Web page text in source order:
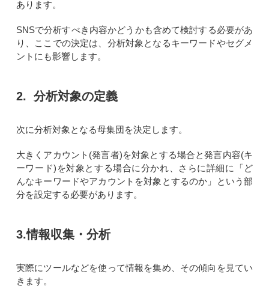
あります。
SNSで分析すべき内容かどうかも含めて検討する必要があ
り、ここでの決定は、分析対象となるキーワードやセグメ
ントにも影響します。
2. 分析対象の定義
次に分析対象となる母集団を決定します。
大きくアカウント(発言者)を対象とする場合と発言内容(キ
ーワード)を対象とする場合に分かれ、さらに詳細に「ど
んなキーワードやアカウントを対象とするのか」という部
分を設定する必要があります。
3.情報収集・分析
実際にツールなどを使って情報を集め、その傾向を見てい
きます。